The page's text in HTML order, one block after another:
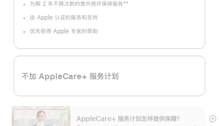
为期 2 年不限次数的意外损坏保修服务
注
**
由 Apple 认证的服务和支持
优先获得 Apple 专家的帮助
不加 AppleCare+ 服务计划
AppleCare+ 服务计划怎样提供保⁠障？
展